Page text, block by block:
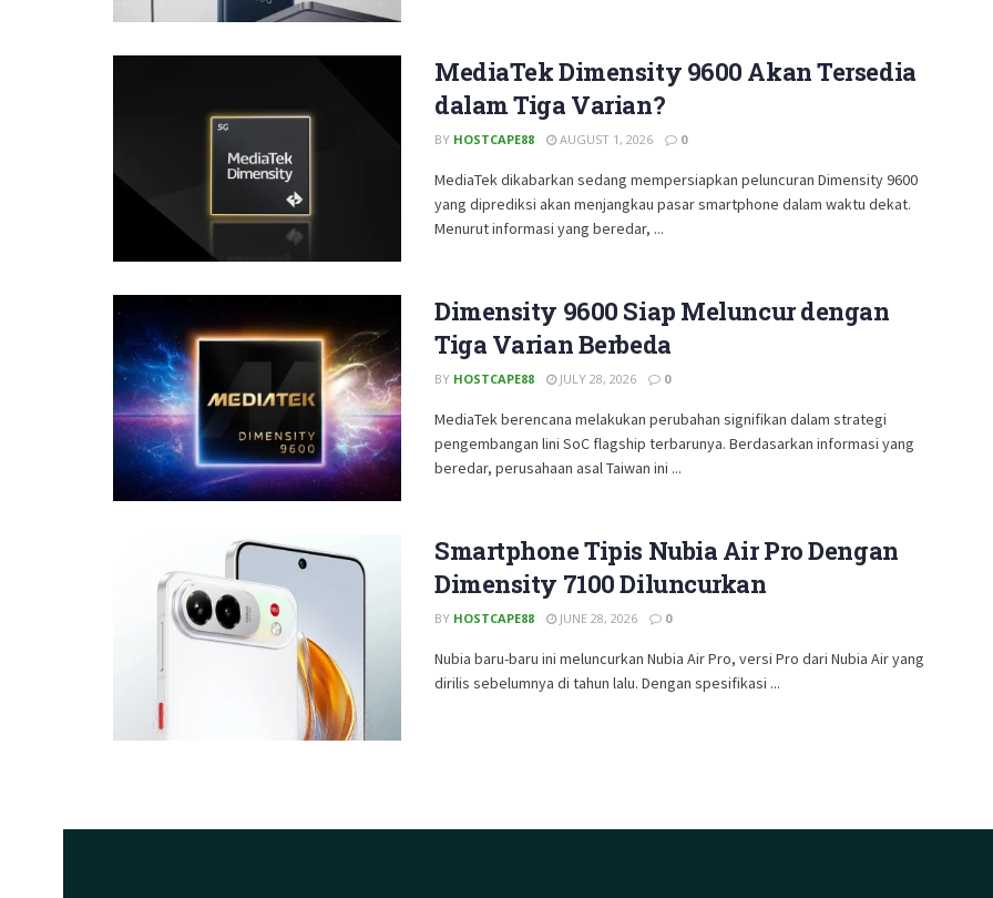
MediaTek Dimensity 9600 Akan Tersedia
dalam Tiga Varian?
BY HOSTCAPE88 AUGUST 1, 2026 0
MediaTek dikabarkan sedang mempersiapkan peluncuran Dimensity 9600
yang diprediksi akan menjangkau pasar smartphone dalam waktu dekat.
Menurut informasi yang beredar, ...
Dimensity 9600 Siap Meluncur dengan
Tiga Varian Berbeda
BY HOSTCAPE88 JULY 28, 2026 0
MediaTek berencana melakukan perubahan signifikan dalam strategi
pengembangan lini SoC flagship terbarunya. Berdasarkan informasi yang
beredar, perusahaan asal Taiwan ini ...
Smartphone Tipis Nubia Air Pro Dengan
Dimensity 7100 Diluncurkan
BY HOSTCAPE88 JUNE 28, 2026 0
Nubia baru-baru ini meluncurkan Nubia Air Pro, versi Pro dari Nubia Air yang
dirilis sebelumnya di tahun lalu. Dengan spesifikasi ...